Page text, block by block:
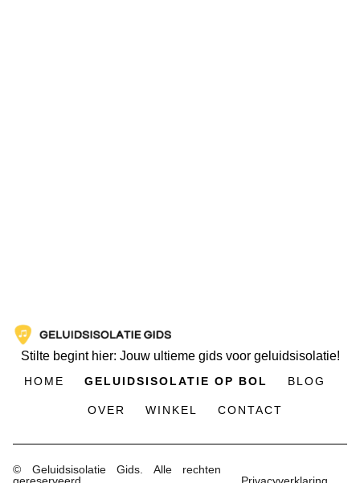
Stilte begint hier: Jouw ultieme gids voor geluidsisolatie!
HOME GELUIDSISOLATIE OP BOL BLOG
OVER WINKEL CONTACT
© Geluidsisolatie Gids. Alle rechten